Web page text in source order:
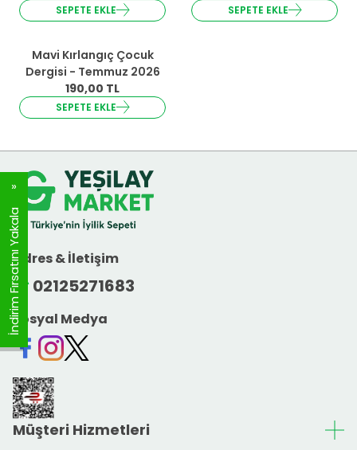
İndirim Fırsatını Yakala
SEPETE EKLE SEPETE EKLE
YENIMavi Kırlangıç Çocuk
Dergisi - Temmuz 2026
190,00 TL
SEPETE EKLE
Adres & İletişim
02125271683
Sosyal Medya
Facebook
Instagram
Twitter
Müşteri Hizmetleri